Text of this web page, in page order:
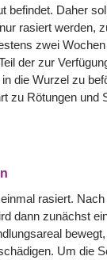
befindet. Daher
rasiert werden,
zwei
der zur
die Wurzel zu
zu Rötungen und
rasiert.
dann zunächst
Um die